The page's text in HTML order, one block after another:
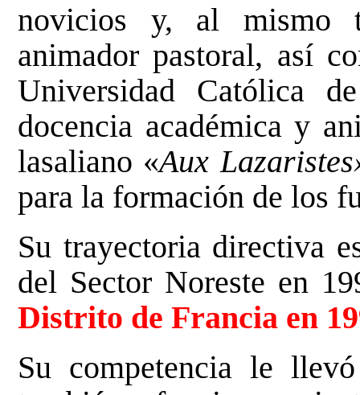
novicios y, al mismo
animador pastoral, así
Universidad Católica
docencia académica y
lasaliano «Aux
para la formación de los
Su trayectoria directiva
del Sector Noreste en
Distrito de Francia en
Su competencia le